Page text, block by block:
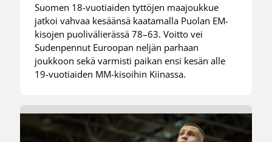
Suomen 18-vuotiaiden tyttöjen maajoukkue
jatkoi vahvaa kesäänsä kaatamalla Puolan EM-
kisojen puolivälierässä 78–63. Voitto vei
Sudenpennut Euroopan neljän parhaan
joukkoon sekä varmisti paikan ensi kesän alle
19-vuotiaiden MM-kisoihin Kiinassa.